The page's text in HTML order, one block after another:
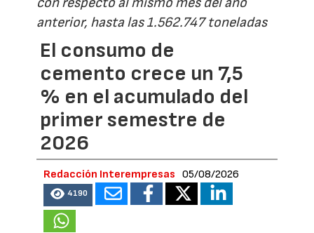
anterior, hasta las 1.562.747 toneladas
El consumo de
cemento crece un 7,5
% en el acumulado del
primer semestre de
2026
Redacción Interempresas 05/08/2026
4190